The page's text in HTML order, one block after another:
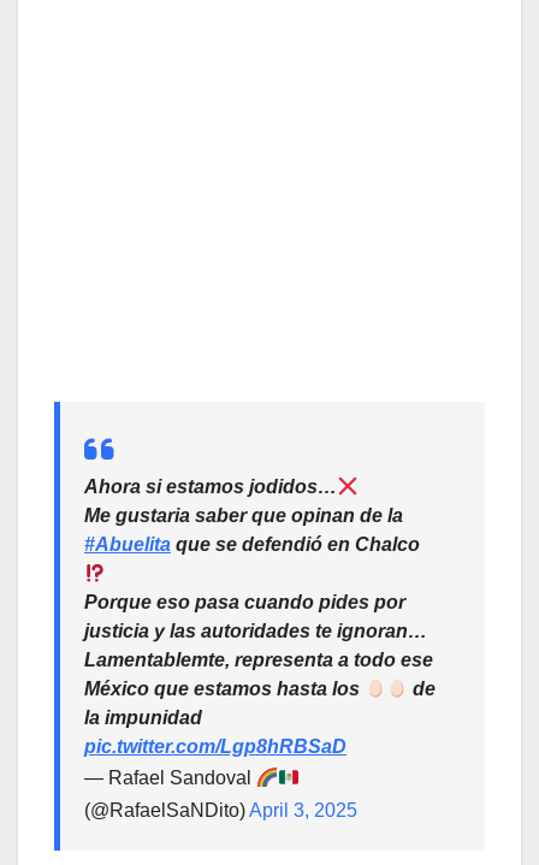
Ahora si estamos jodidos…
Me gustaria saber que opinan de la
#Abuelita que se defendió en Chalco
Porque eso pasa cuando pides por
justicia y las autoridades te ignoran…
Lamentablemte, representa a todo ese
México que estamos hasta los
de
la impunidad
pic.twitter.com/Lgp8hRBSaD
— Rafael Sandoval
(@RafaelSaNDito)April 3, 2025